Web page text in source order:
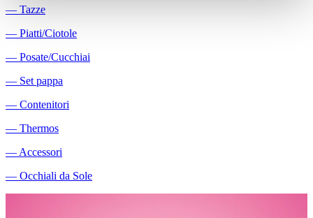
― Tazze
― Piatti/Ciotole
― Posate/Cucchiai
― Set pappa
― Contenitori
― Thermos
― Accessori
― Occhiali da Sole